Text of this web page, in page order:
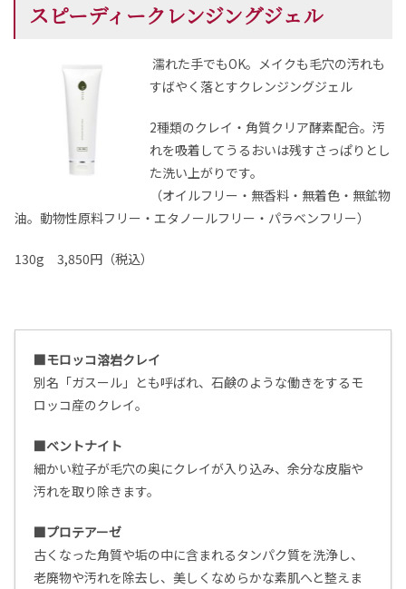
スピーディークレンジングジェル
濡れた手でもOK。メイクも毛穴の汚れも
すばやく落とすクレンジングジェル
2種類のクレイ・角質クリア酵素配合。汚
れを吸着してうるおいは残すさっぱりとし
た洗い上がりです。
（オイルフリー・無香料・無着色・無鉱物
油。動物性原料フリー・エタノールフリー・パラベンフリー）
130g 3,850円（税込）
■モロッコ溶岩クレイ
別名「ガスール」とも呼ばれ、石鹸のような働きをするモ
ロッコ産のクレイ。
■ベントナイト
細かい粒子が毛穴の奥にクレイが入り込み、余分な皮脂や
汚れを取り除きます。
■プロテアーゼ
古くなった角質や垢の中に含まれるタンパク質を洗浄し、
老廃物や汚れを除去し、美しくなめらかな素肌へと整えま